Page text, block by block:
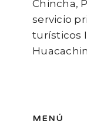
Chincha,
servicio
turísticos
MENÚ